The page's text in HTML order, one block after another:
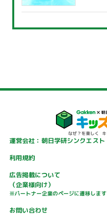
運営会社：朝日学研シンクエスト
利用規約
広告掲載について
（企業様向け）
※パートナー企業のページに遷移します
お問い合わせ